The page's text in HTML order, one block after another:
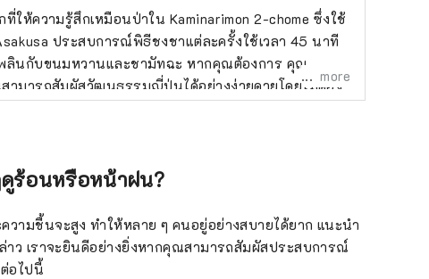
ให้ความรู้สึกเหมือนป่าใน Kaminarimon 2-chome ซึ่งใช้
ประสบการณ์พิธีชงชาแต่ละครั้งใช้เวลา 45 นาที
ลินกับขนมหวานและชามัทฉะ หากคุณต้องการ คุณ
ามารถสัมผัสวัฒนธรรมญี่ปุ่นได้อย่างง่ายดายโดยไม่ต้อง
เป็นพื้นที่ที่ผ่อนคลายอย่างยิ่ง ไม่มีสารเคมีในอากาศ และ
more
ดูร้อนหรือหน้าฝน?
มชื้นจะสูง ทำให้หลาย ๆ คนอยู่อย่างสบายได้ยาก แนะนำ
ว เราจะยินดีอย่างยิ่งหากคุณสามารถสัมผัสประสบการณ์
อไปนี้